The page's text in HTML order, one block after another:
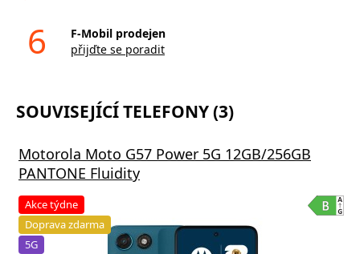
6
F-Mobil prodejen
přijďte se poradit
SOUVISEJÍCÍ TELEFONY (3)
Motorola Moto G57 Power 5G 12GB/256GB
PANTONE Fluidity
Akce týdne
Doprava zdarma
5G